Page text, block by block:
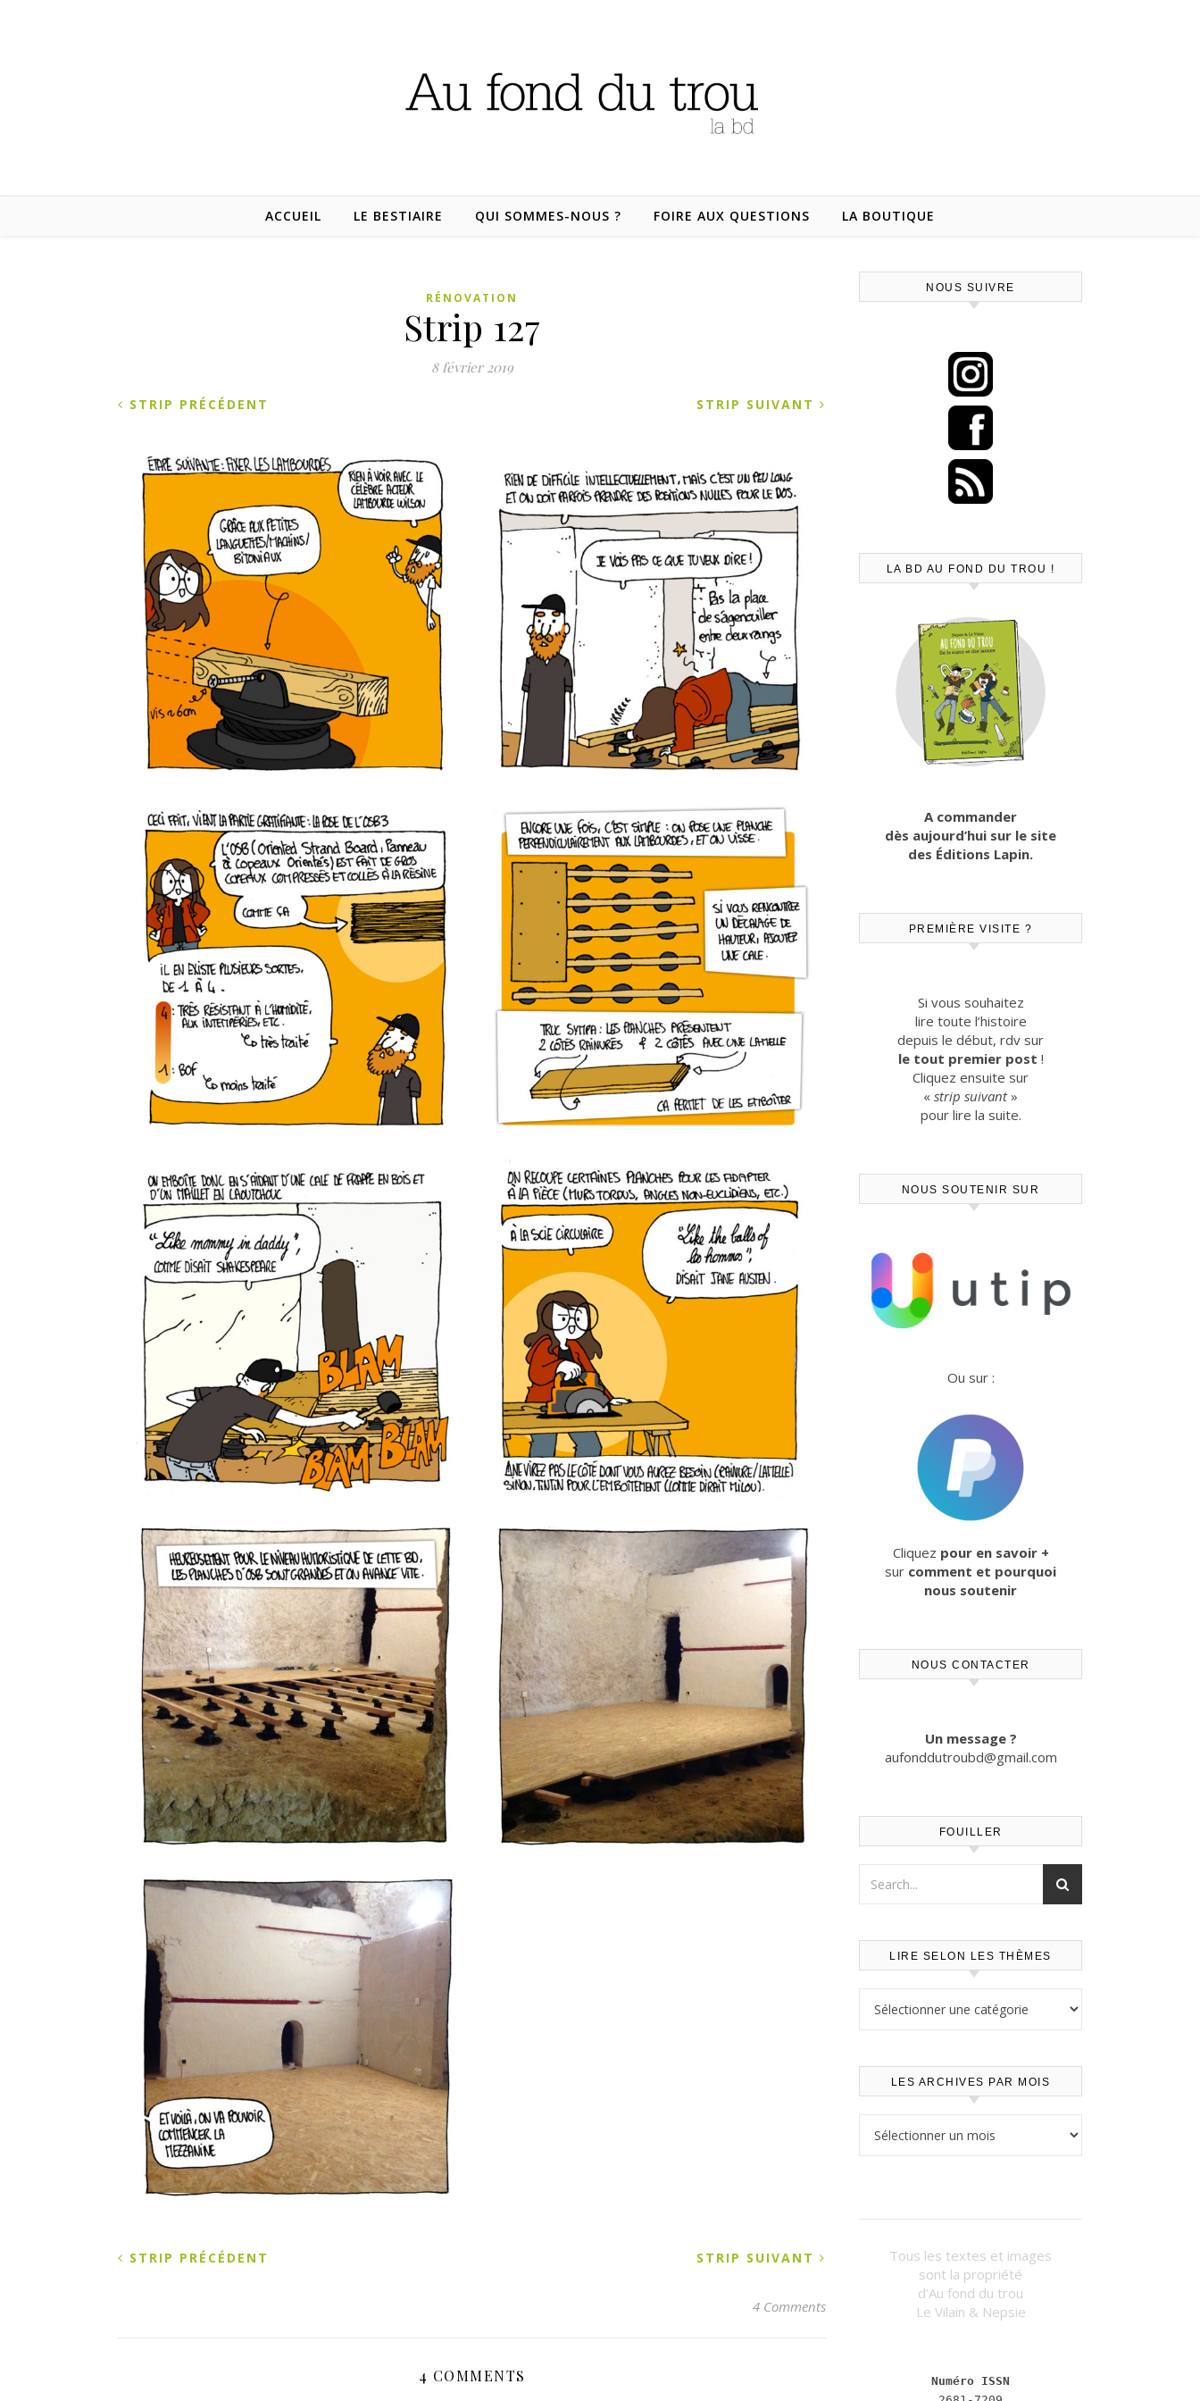
ACCUEIL LE BESTIAIRE QUI SOMMES-NOUS ? FOIRE AUX QUESTIONS LA BOUTIQUE
RÉNOVATION
Strip 127
8 février 2019
STRIP SUIVANT
STRIP PRÉCÉDENT
STRIP SUIVANT
STRIP PRÉCÉDENT
4 Comments
4 COMMENTS
NOUS SUIVRE
LA BD AU FOND DU TROU !
A commander
dès aujourd’hui sur le site
des Éditions Lapin.
PREMIÈRE VISITE ?
Si vous souhaitez
lire toute l’histoire
depuis le début, rdv sur
le tout premier post !
Cliquez ensuite sur
« strip suivant»
pour lire la suite.
NOUS SOUTENIR SUR
Ou sur :
Cliquez pour en savoir +
sur comment et pourquoi
nous soutenir
NOUS CONTACTER
Un message ?
aufonddutroubd@gmail.com
FOUILLER
LIRE SELON LES THÈMES
LES ARCHIVES PAR MOIS
Tous les textes et images
sont la propriété
d’Au fond du trou
Le Vilain & Nepsie
Numéro ISSN